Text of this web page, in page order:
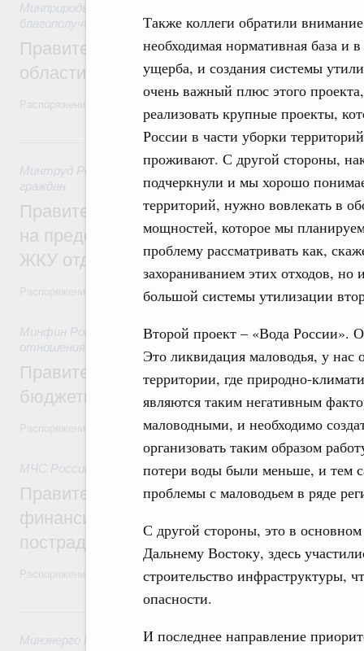
Также коллеги обратили
необходимая нормативная база и
ущерба, и создания системы
очень важный плюс этого
реализовать крупные проекты,
России в части уборки
проживают. С другой стороны,
подчеркнули и мы хорошо
территорий, нужно вовлекать в
мощностей, которое мы
проблему рассматривать как,
захораниванием этих отходов,
большой системы утилизации
Второй проект – «Вода России».
Это ликвидация маловодья, у
территории, где природно-
являются таким негативным
маловодными, и необходимо
организовать таким образом
потери воды были меньше, и тем
проблемы с маловодьем в ряде
С другой стороны, это в
Дальнему Востоку, здесь
строительство инфраструктуры,
опасности.
И последнее направление
Минприроды России
благополучие»
Правительство увеличило объём
области в рамках федерального
31 июля, пятница
Минтруд России 31 июля 2026
Социальная поддержка
граждан
Правительство направит регионам
на предоставление мер социальной
ЖКУ отдельным категориям граждан
Распоряжение от 30 июля 2026 года №2032-р
Минфин России 31 июля 2026 ,Бюджеты субъектов
отношения
Правительство спишет часть
бюджетным кредитам ещё двум
Распоряжение от 29 июля 2026 года №2016-р
МЧС России 31 июля 2026,Чрезвычайные ситуации и
Правительство выделило
финансирование Дагестану и Чечне на
пострадавшим от наводнения
Распоряжение от 28 июля 2026 года №1999-р и распоряжение от
Минэнерго России ФАС России,30 июля 2026,Оборот